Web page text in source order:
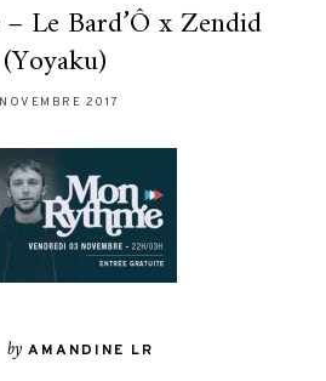
Le Bard’Ô x Zendid
(Yoyaku)
2017
by AMANDINE LR